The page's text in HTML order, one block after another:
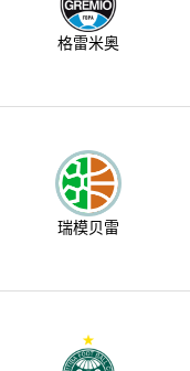
格雷米奥
瑞模贝雷